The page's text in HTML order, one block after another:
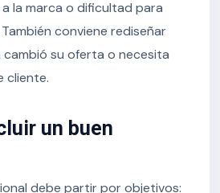
la marca o dificultad para
conviene rediseñar
cambió su oferta o necesita
cliente.
un buen
debe partir por objetivos: